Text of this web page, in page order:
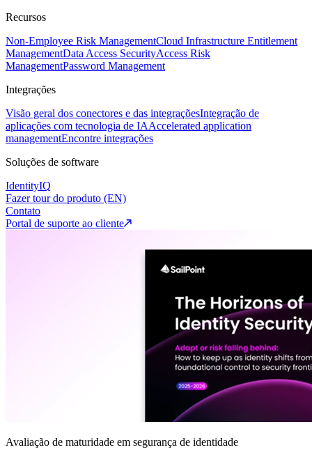
Recursos
Non-Employee Risk ManagementCloud Infrastructure Entitlement
ManagementData Access SecurityAccess Risk
ManagementPassword Management
Integrações
Visão geral dos conectores e das integraçõesIntegração de
aplicações com tecnologia de IAAccelerated application
managementEncontre integrações
Soluções de software
IdentityIQ
Fazer tour do produto (EN)
Contato
Portal de suporte ao cliente
Avaliação de maturidade em segurança de identidade